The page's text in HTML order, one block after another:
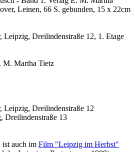
Leinen, 66 S. gebunden, 15 x 22cm
Leipzig, Dreilindenstraße 12, 1. Etage
M. Martha Tietz
Leipzig, Dreilindenstraße 12
Dreilindenstraße 13
ist auch im Film "Leipzig im Herbst"